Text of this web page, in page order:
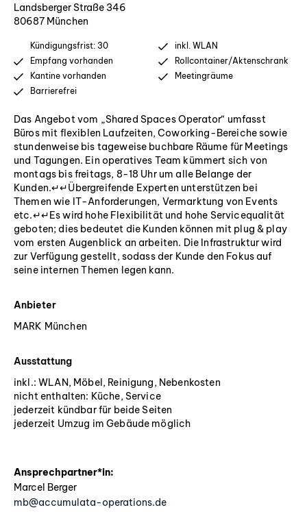
Landsberger Straße 346
80687 München
Kündigungsfrist: 30
Empfang vorhanden
Kantine vorhanden
Barrierefrei
inkl. WLAN
Rollcontainer/Aktenschrank
Meetingräume
Das Angebot vom „Shared Spaces Operator“ umfasst
Büros mit flexiblen Laufzeiten, Coworking-Bereiche sowie
stundenweise bis tageweise buchbare Räume für Meetings
und Tagungen. Ein operatives Team kümmert sich von
montags bis freitags, 8-18 Uhr um alle Belange der
Kunden.↵↵Übergreifende Experten unterstützen bei
Themen wie IT-Anforderungen, Vermarktung von Events
etc.↵↵Es wird hohe Flexibilität und hohe Servicequalität
geboten; dies bedeutet die Kunden können mit plug & play
vom ersten Augenblick an arbeiten. Die Infrastruktur wird
zur Verfügung gestellt, sodass der Kunde den Fokus auf
seine internen Themen legen kann.
Anbieter
MARK München
Ausstattung
inkl.: WLAN, Möbel, Reinigung, Nebenkosten
nicht enthalten: Küche, Service
jederzeit kündbar für beide Seiten
jederzeit Umzug im Gebäude möglich
Ansprechpartner*in:
Marcel Berger
mb@accumulata-operations.de